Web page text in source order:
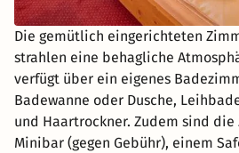
Die gemütlich eingerichteten
strahlen eine behagliche
verfügt über ein eigenes
Badewanne oder Dusche,
und Haartrockner. Zudem sind
Minibar (gegen Gebühr), einem